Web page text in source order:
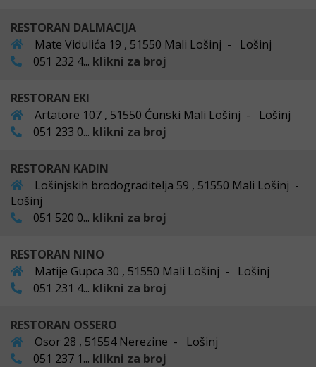
RESTORAN DALMACIJA
Mate Vidulića 19 , 51550 Mali Lošinj - Lošinj
051 232 4... klikni za broj
RESTORAN EKI
Artatore 107 , 51550 Ćunski Mali Lošinj - Lošinj
051 233 0... klikni za broj
RESTORAN KADIN
Lošinjskih brodograditelja 59 , 51550 Mali Lošinj -
Lošinj
051 520 0... klikni za broj
RESTORAN NINO
Matije Gupca 30 , 51550 Mali Lošinj - Lošinj
051 231 4... klikni za broj
RESTORAN OSSERO
Osor 28 , 51554 Nerezine - Lošinj
051 237 1... klikni za broj